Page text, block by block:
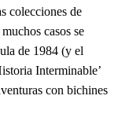
colecciones de
casos se
de 1984 (y el
Interminable’
con bichines